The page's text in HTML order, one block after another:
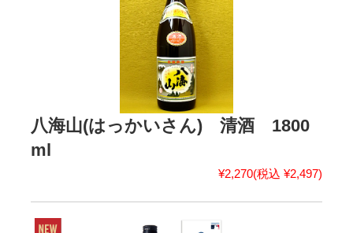
八海山(はっかいさん) 清酒 1800
ml
¥2,270(税込 ¥2,497)